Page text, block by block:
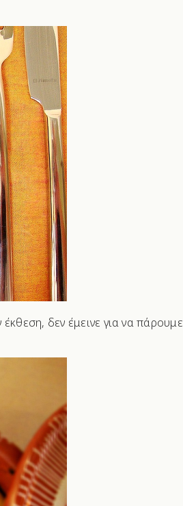
δεν έμεινε για να πάρουμε